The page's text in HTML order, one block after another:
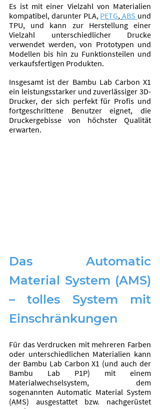
Es ist mit einer Vielzahl von Materialien
kompatibel, darunter PLA, PETG, ABS und
TPU, und kann zur Herstellung einer
Vielzahl unterschiedlicher Drucke
verwendet werden, von Prototypen und
Modellen bis hin zu Funktionsteilen und
verkaufsfertigen Produkten.
Insgesamt ist der Bambu Lab Carbon X1
ein leistungsstarker und zuverlässiger 3D-
Drucker, der sich perfekt für Profis und
fortgeschrittene Benutzer eignet, die
Druckergebisse von höchster Qualität
erwarten.
Das Automatic
Material System (AMS)
– tolles System mit
Einschränkungen
Für das Verdrucken mit mehreren Farben
oder unterschiedlichen Materialien kann
der Bambu Lab Carbon X1 (und auch der
Bambu Lab P1P) mit einem
Materialwechselsystem, dem
sogenannten Automatic Material System
(AMS) ausgestattet bzw. nachgerüstet